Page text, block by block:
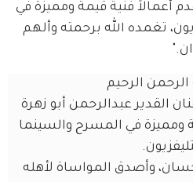
أعمالاً فنية قيمة ومميزة في
تغمده الله برحمته وألهم
الرحيم
القدير عبدالرحمن أبو زهرة
ومميزة في المسرح والسينما
وأصدق المواساة لأهله